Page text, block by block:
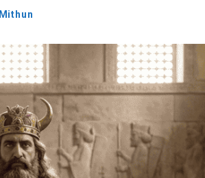
Mithun